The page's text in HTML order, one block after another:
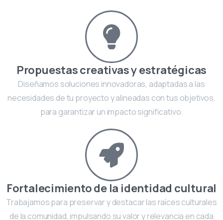
Propuestas creativas y estratégicas
Diseñamos soluciones innovadoras, adaptadas a las
necesidades de tu proyecto y alineadas con tus objetivos,
para garantizar un impacto significativo.
Fortalecimiento de la identidad cultural
Trabajamos para preservar y destacar las raíces culturales
de la comunidad, impulsando su valor y relevancia en cada